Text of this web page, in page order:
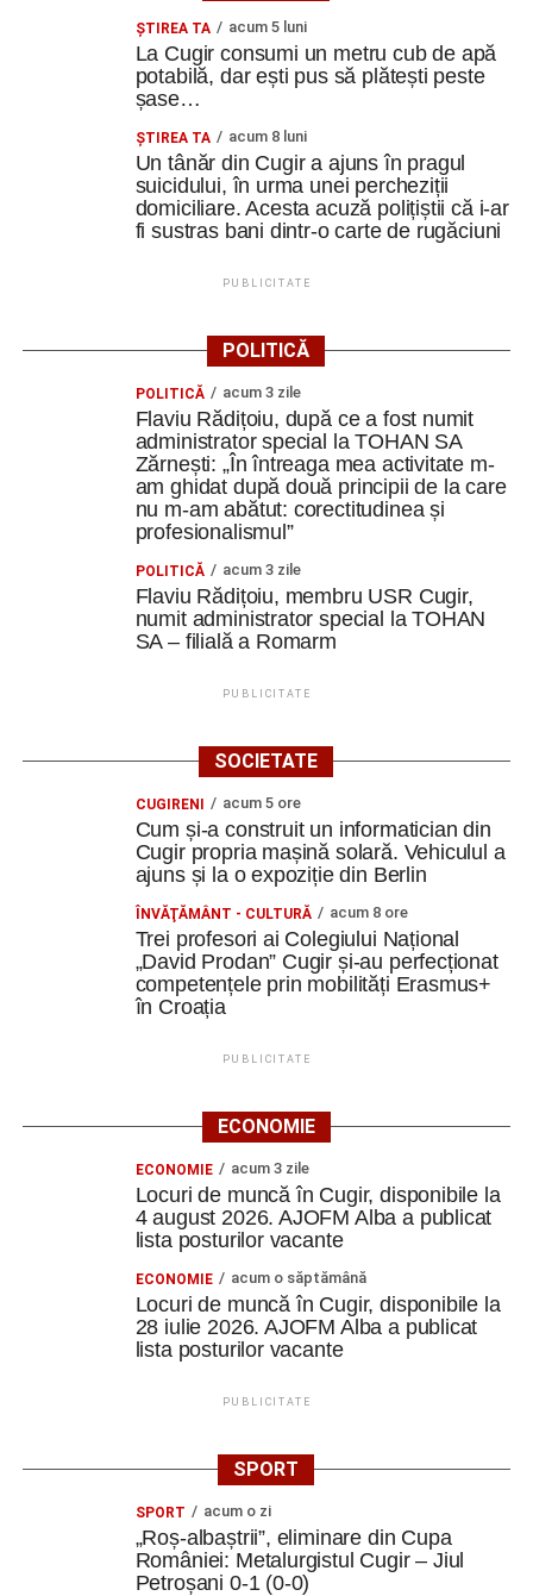
ȘTIREA TA acum 5 luni
La Cugir consumi un metru cub de apă
potabilă, dar ești pus să plătești peste
șase…
ȘTIREA TA acum 8 luni
Un tânăr din Cugir a ajuns în pragul
suicidului, în urma unei percheziții
domiciliare. Acesta acuză polițiștii că i-ar
fi sustras bani dintr-o carte de rugăciuni
PUBLICITATE
POLITICĂ
POLITICĂ acum 3 zile
Flaviu Rădițoiu, după ce a fost numit
administrator special la TOHAN SA
Zărnești: „În întreaga mea activitate m-
am ghidat după două principii de la care
nu m-am abătut: corectitudinea și
profesionalismul”
POLITICĂ acum 3 zile
Flaviu Rădițoiu, membru USR Cugir,
numit administrator special la TOHAN
SA – filială a Romarm
PUBLICITATE
SOCIETATE
CUGIRENI acum 5 ore
Cum și-a construit un informatician din
Cugir propria mașină solară. Vehiculul a
ajuns și la o expoziție din Berlin
ÎNVĂŢĂMÂNT - CULTURĂ acum 8 ore
Trei profesori ai Colegiului Național
„David Prodan” Cugir și-au perfecționat
competențele prin mobilități Erasmus+
în Croația
PUBLICITATE
ECONOMIE
ECONOMIE acum 3 zile
Locuri de muncă în Cugir, disponibile la
4 august 2026. AJOFM Alba a publicat
lista posturilor vacante
ECONOMIE acum o săptămână
Locuri de muncă în Cugir, disponibile la
28 iulie 2026. AJOFM Alba a publicat
lista posturilor vacante
PUBLICITATE
SPORT
SPORT acum o zi
„Roș-albaștrii”, eliminare din Cupa
României: Metalurgistul Cugir – Jiul
Petroșani 0-1 (0-0)